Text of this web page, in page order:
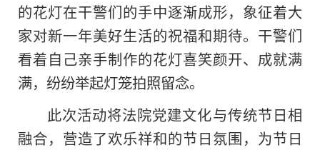
的花灯在干警们的手中逐渐成形，象征着大
家对新一年美好生活的祝福和期待。干警们
看着自己亲手制作的花灯喜笑颜开、成就满
满，纷纷举起灯笼拍照留念。
此次活动将法院党建文化与传统节日相
融合，营造了欢乐祥和的节日氛围，为节日